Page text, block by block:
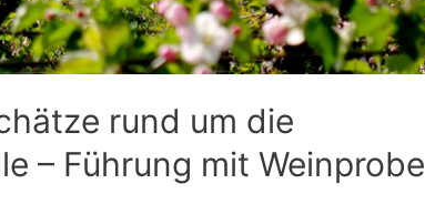
rund um die
– Führung mit Weinprobe